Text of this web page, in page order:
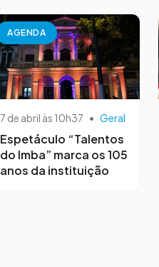
AGENDA
7 de abril às 10h37 • Geral
Espetáculo “Talentos
do Imba” marca os 105
anos da instituição